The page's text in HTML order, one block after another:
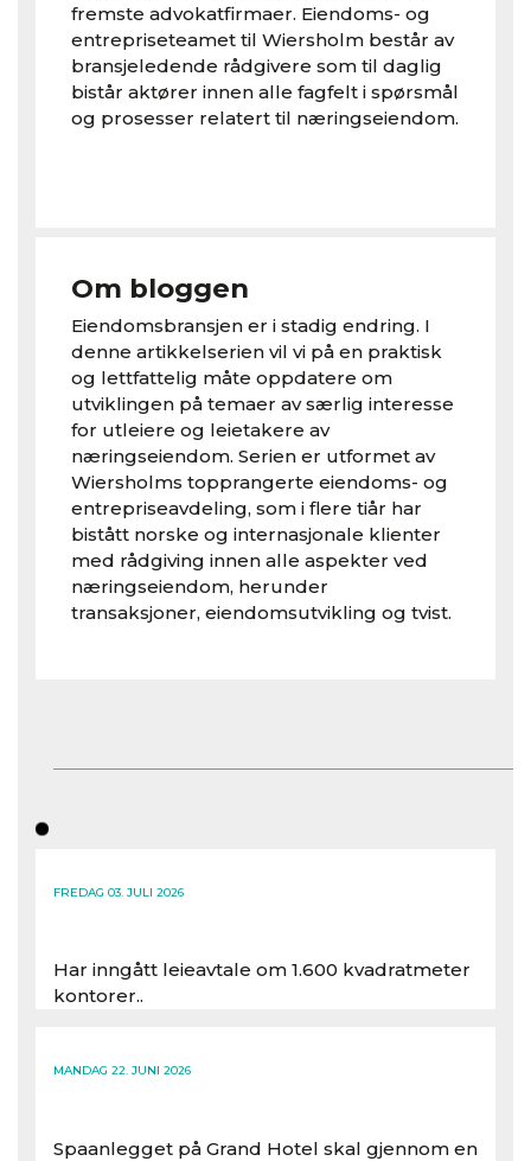
fremste advokatfirmaer. Eiendoms- og
entrepriseteamet til Wiersholm består av
bransjeledende rådgivere som til daglig
bistår aktører innen alle fagfelt i spørsmål
og prosesser relatert til næringseiendom.
Om bloggen
Eiendomsbransjen er i stadig endring. I
denne artikkelserien vil vi på en praktisk
og lettfattelig måte oppdatere om
utviklingen på temaer av særlig interesse
for utleiere og leietakere av
næringseiendom. Serien er utformet av
Wiersholms topprangerte eiendoms- og
entrepriseavdeling, som i flere tiår har
bistått norske og internasjonale klienter
med rådgiving innen alle aspekter ved
næringseiendom, herunder
transaksjoner, eiendomsutvikling og tvist.
FREDAG 03. JULI 2026
Har inngått leieavtale om 1.600 kvadratmeter
kontorer..
MANDAG 22. JUNI 2026
Spaanlegget på Grand Hotel skal gjennom en